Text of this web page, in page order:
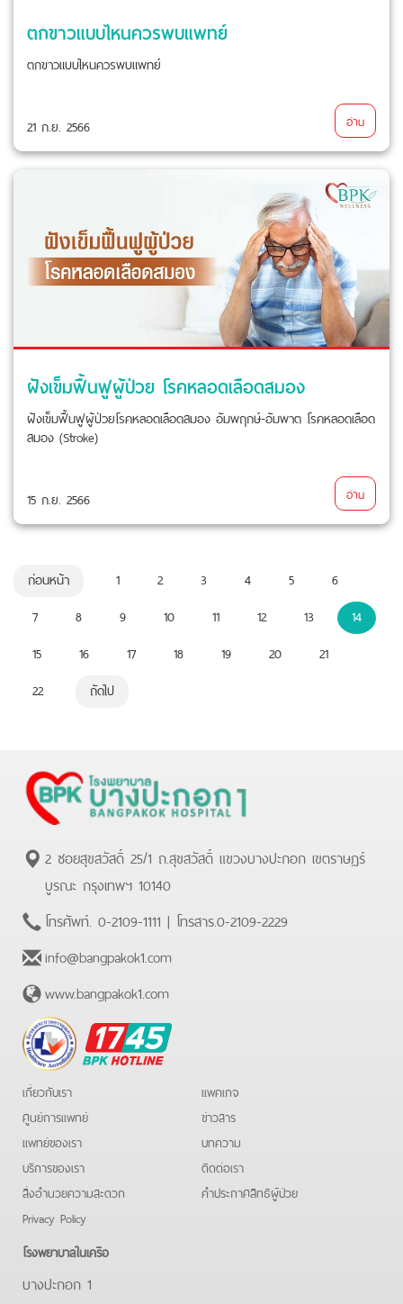
ตกขาวแบบไหนควรพบแพทย์
ตกขาวแบบไหนควรพบแพทย์
21 ก.ย. 2566 อ่าน
ฝังเข็มฟื้นฟูผู้ป่วย โรคหลอดเลือดสมอง
ฝังเข็มฟื้นฟูผู้ป่วยโรคหลอดเลือดสมอง อัมพฤกษ์-อัมพาต โรคหลอดเลือด
สมอง (Stroke)
15 ก.ย. 2566 อ่าน
ก่อนหน้า 1 2 3 4 5
6
7
8 9 10 11 12 13
14
15
16 17 18 19 20
21
22
ถัดไป
2 ซอยสุขสวัสดิ์ 25/1 ถ.สุขสวัสดิ์ แขวงบางปะกอก เขตราษฏร์
บูรณะ กรุงเทพฯ 10140
โทรศัพท์. 0-2109-1111 | โทรสาร.0-2109-2229
info@bangpakok1.com
www.bangpakok1.com
BPK
Hotline
เกี่ยวกับเรา
ศูนย์การแพทย์
แพทย์ของเรา
บริการของเรา
สิ่งอำนวยความสะดวก
Privacy Policy
แพคเกจ
ข่าวสาร
บทความ
ติดต่อเรา
คําประกาศสิทธิผู้ป่วย
โรงพยาบาลในเครือ
บางปะกอก 1